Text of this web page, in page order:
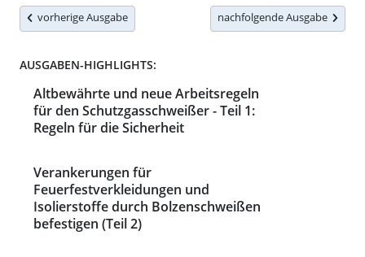
vorherige Ausgabe nachfolgende Ausgabe
AUSGABEN-HIGHLIGHTS:
Altbewährte und neue Arbeitsregeln
für den Schutzgasschweißer - Teil 1:
Regeln für die Sicherheit
Verankerungen für
Feuerfestverkleidungen und
Isolierstoffe durch Bolzenschweißen
befestigen (Teil 2)